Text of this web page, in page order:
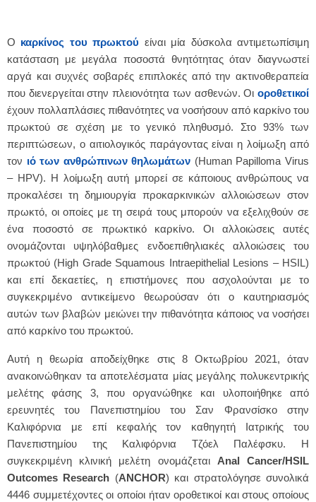
Ο καρκίνος του πρωκτού είναι μία δύσκολα αντιμετωπίσιμη
κατάσταση με μεγάλα ποσοστά θνητότητας όταν διαγνωστεί
αργά και συχνές σοβαρές επιπλοκές από την ακτινοθεραπεία
που διενεργείται στην πλειονότητα των ασθενών. Οι οροθετικοί
έχουν πολλαπλάσιες πιθανότητες να νοσήσουν από καρκίνο του
πρωκτού σε σχέση με το γενικό πληθυσμό. Στο 93% των
περιπτώσεων, ο αιτιολογικός παράγοντας είναι η λοίμωξη από
τον ιό των ανθρώπινων θηλωμάτων (Human Papilloma Virus
– HPV). Η λοίμωξη αυτή μπορεί σε κάποιους ανθρώπους να
προκαλέσει τη δημιουργία προκαρκινικών αλλοιώσεων στον
πρωκτό, οι οποίες με τη σειρά τους μπορούν να εξελιχθούν σε
ένα ποσοστό σε πρωκτικό καρκίνο. Οι αλλοιώσεις αυτές
ονομάζονται υψηλόβαθμες ενδοεπιθηλιακές αλλοιώσεις του
πρωκτού (High Grade Squamous Intraepithelial Lesions – HSIL)
και επί δεκαετίες, η επιστήμονες που ασχολούνται με το
συγκεκριμένο αντικείμενο θεωρούσαν ότι ο καυτηριασμός
αυτών των βλαβών μειώνει την πιθανότητα κάποιος να νοσήσει
από καρκίνο του πρωκτού.
Αυτή η θεωρία αποδείχθηκε στις 8 Οκτωβρίου 2021, όταν
ανακοινώθηκαν τα αποτελέσματα μίας μεγάλης πολυκεντρικής
μελέτης φάσης 3, που οργανώθηκε και υλοποιήθηκε από
ερευνητές του Πανεπιστημίου του Σαν Φρανσίσκο στην
Καλιφόρνια με επί κεφαλής τον καθηγητή Ιατρικής του
Πανεπιστημίου της Καλιφόρνια Τζόελ Παλέφσκυ. Η
συγκεκριμένη κλινική μελέτη ονομάζεται Anal Cancer/HSIL
Outcomes Research (ANCHOR) και στρατολόγησε συνολικά
4446 συμμετέχοντες οι οποίοι ήταν οροθετικοί και στους οποίους